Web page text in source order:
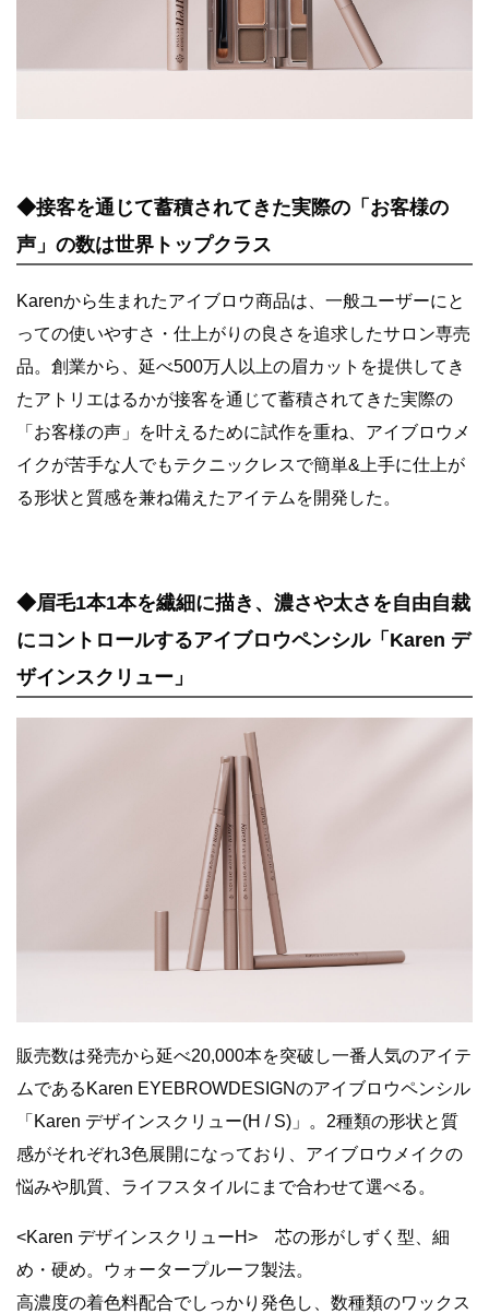
◆接客を通じて蓄積されてきた実際の「お客様の
声」の数は世界トップクラス
Karenから生まれたアイブロウ商品は、一般ユーザーにと
っての使いやすさ・仕上がりの良さを追求したサロン専売
品。創業から、延べ500万人以上の眉カットを提供してき
たアトリエはるかが接客を通じて蓄積されてきた実際の
「お客様の声」を叶えるために試作を重ね、アイブロウメ
イクが苦手な人でもテクニックレスで簡単&上手に仕上が
る形状と質感を兼ね備えたアイテムを開発した。
◆眉毛1本1本を繊細に描き、濃さや太さを自由自裁
にコントロールするアイブロウペンシル「Karen デ
ザインスクリュー」
販売数は発売から延べ20,000本を突破し一番人気のアイテ
ムであるKaren EYEBROWDESIGNのアイブロウペンシル
「Karen デザインスクリュー(H / S)」。2種類の形状と質
感がそれぞれ3色展開になっており、アイブロウメイクの
悩みや肌質、ライフスタイルにまで合わせて選べる。
<Karen デザインスクリューH> 芯の形がしずく型、細
め・硬め。ウォータープルーフ製法。
高濃度の着色料配合でしっかり発色し、数種類のワックス